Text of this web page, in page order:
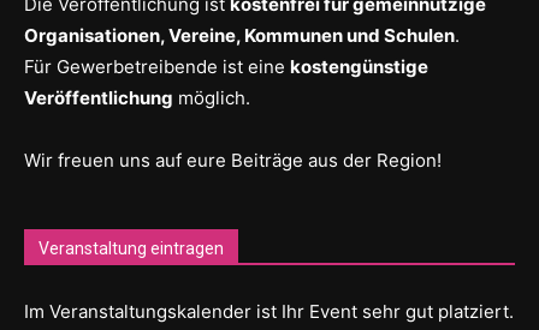
Die Veröffentlichung ist kostenfrei für gemeinnützige
Organisationen, Vereine, Kommunen und Schulen.
Für Gewerbetreibende ist eine kostengünstige
Veröffentlichung möglich.
Wir freuen uns auf eure Beiträge aus der Region!
Veranstaltung eintragen
Im Veranstaltungskalender ist Ihr Event sehr gut platziert.